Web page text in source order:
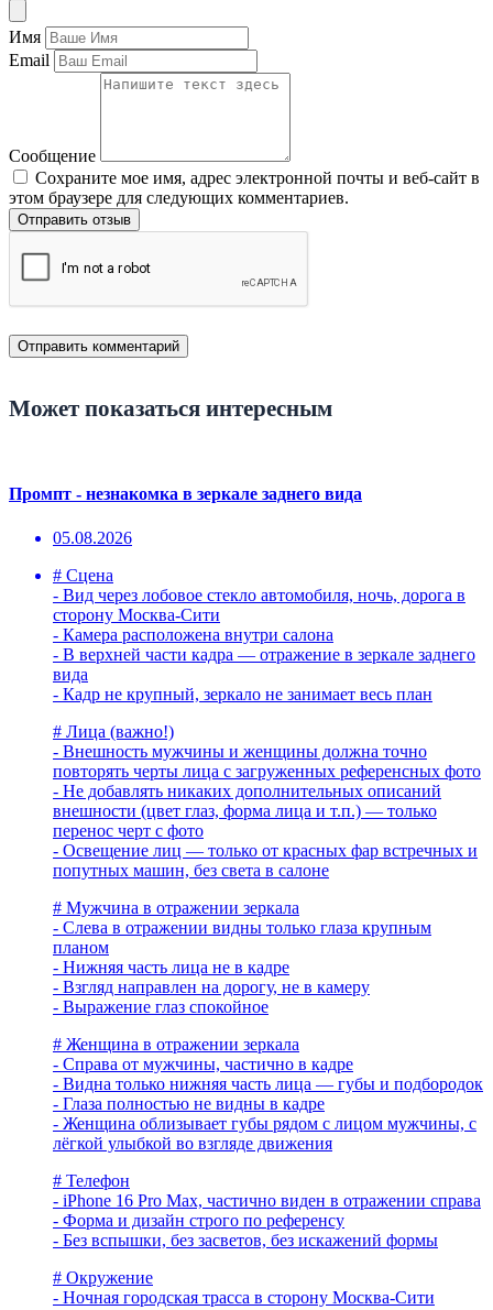
Имя
Email
Сообщение
Сохраните мое имя, адрес электронной почты и веб-сайт в
этом браузере для следующих комментариев.
Отправить отзыв
Может показаться интересным
Промпт - незнакомка в зеркале заднего вида
05.08.2026
# Сцена
- Вид через лобовое стекло автомобиля, ночь, дорога в
сторону Москва-Сити
- Камера расположена внутри салона
- В верхней части кадра — отражение в зеркале заднего
вида
- Кадр не крупный, зеркало не занимает весь план
# Лица (важно!)
- Внешность мужчины и женщины должна точно
повторять черты лица с загруженных референсных фото
- Не добавлять никаких дополнительных описаний
внешности (цвет глаз, форма лица и т.п.) — только
перенос черт с фото
- Освещение лиц — только от красных фар встречных и
попутных машин, без света в салоне
# Мужчина в отражении зеркала
- Слева в отражении видны только глаза крупным
планом
- Нижняя часть лица не в кадре
- Взгляд направлен на дорогу, не в камеру
- Выражение глаз спокойное
# Женщина в отражении зеркала
- Справа от мужчины, частично в кадре
- Видна только нижняя часть лица — губы и подбородок
- Глаза полностью не видны в кадре
- Женщина облизывает губы рядом с лицом мужчины, с
лёгкой улыбкой во взгляде движения
# Телефон
- iPhone 16 Pro Max, частично виден в отражении справа
- Форма и дизайн строго по референсу
- Без вспышки, без засветов, без искажений формы
# Окружение
- Ночная городская трасса в сторону Москва-Сити